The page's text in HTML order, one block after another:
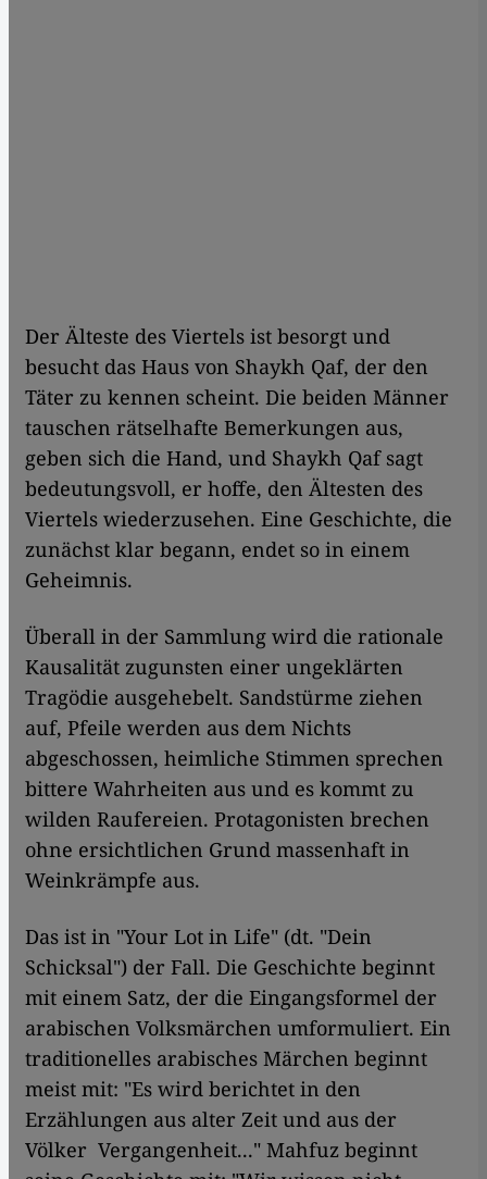
Der Älteste des Viertels ist besorgt und
besucht das Haus von Shaykh Qaf, der den
Täter zu kennen scheint. Die beiden Männer
tauschen rätselhafte Bemerkungen aus,
geben sich die Hand, und Shaykh Qaf sagt
bedeutungsvoll, er hoffe, den Ältesten des
Viertels wiederzusehen. Eine Geschichte, die
zunächst klar begann, endet so in einem
Geheimnis.
Überall in der Sammlung wird die rationale
Kausalität zugunsten einer ungeklärten
Tragödie ausgehebelt. Sandstürme ziehen
auf, Pfeile werden aus dem Nichts
abgeschossen, heimliche Stimmen sprechen
bittere Wahrheiten aus und es kommt zu
wilden Raufereien. Protagonisten brechen
ohne ersichtlichen Grund massenhaft in
Weinkrämpfe aus.
Das ist in "Your Lot in Life" (dt. "Dein
Schicksal") der Fall. Die Geschichte beginnt
mit einem Satz, der die Eingangsformel der
arabischen Volksmärchen umformuliert. Ein
traditionelles arabisches Märchen beginnt
meist mit: "Es wird berichtet in den
Erzählungen aus alter Zeit und aus der
Völker Vergangenheit..." Mahfuz beginnt